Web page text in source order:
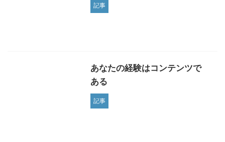
記事
あなたの経験はコンテンツで
ある
記事